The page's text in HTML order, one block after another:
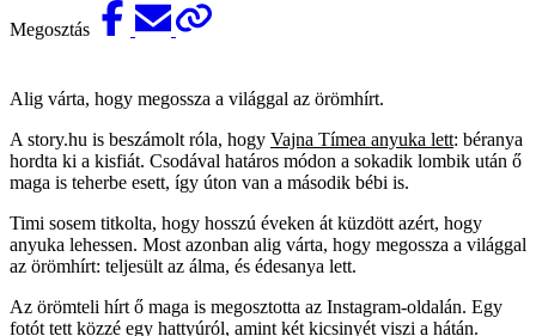
Megosztás
Alig várta, hogy megossza a világgal az örömhírt.
A story.hu is beszámolt róla, hogy Vajna Tímea anyuka lett: béranya
hordta ki a kisfiát. Csodával határos módon a sokadik lombik után ő
maga is teherbe esett, így úton van a második bébi is.
Timi sosem titkolta, hogy hosszú éveken át küzdött azért, hogy
anyuka lehessen. Most azonban alig várta, hogy megossza a világgal
az örömhírt: teljesült az álma, és édesanya lett.
Az örömteli hírt ő maga is megosztotta az Instagram-oldalán. Egy
fotót tett közzé egy hattyúról, amint két kicsinyét viszi a hátán.